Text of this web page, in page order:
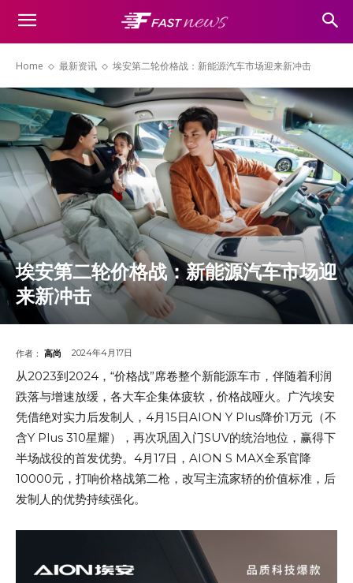
Home 最新资讯 埃安第二轮价格战：新能源汽车市场迎来新冲击
埃安第二轮价格战：新能源汽车市场迎
来新冲击
作者： 高尚 2024年4月17日
从2023到2024，“价格战”席卷整个新能源车市，伴随着利润
跌落与增速放缓，各大车企集体疲软，价格战哑火。广汽埃安
凭借绝对实力后发制人，4月15日AION Y Plus降价1万元（不
含Y Plus 310星耀），再次巩固入门SUV的统治地位，赢得下
半场战役的首发优势。4月17日，AION S MAX全系官降
10000元，打响价格战第二枪，改写主流家轿的价值标准，后
发制人的优势持续强化。